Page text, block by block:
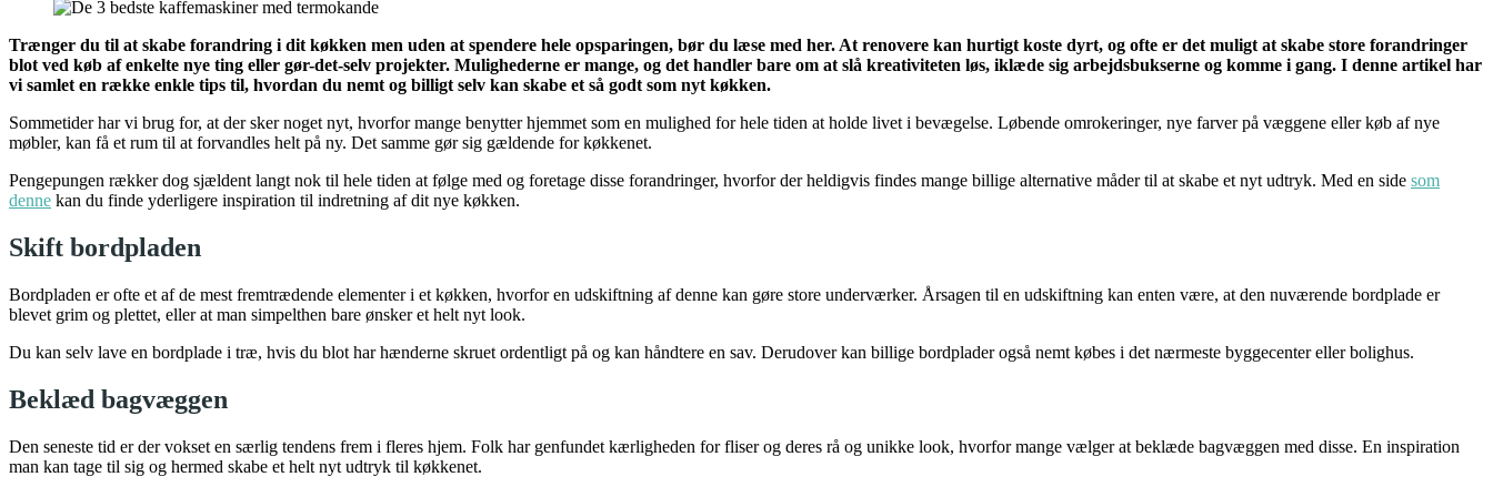
Trænger du til at skabe forandring i dit køkken men uden at spendere hele opsparingen, bør du læse med her. At renovere kan hurtigt koste dyrt, og ofte er det muligt at skabe store forandringer
blot ved køb af enkelte nye ting eller gør-det-selv projekter. Mulighederne er mange, og det handler bare om at slå kreativiteten løs, iklæde sig arbejdsbukserne og komme i gang. I denne artikel har
vi samlet en række enkle tips til, hvordan du nemt og billigt selv kan skabe et så godt som nyt køkken.
Sommetider har vi brug for, at der sker noget nyt, hvorfor mange benytter hjemmet som en mulighed for hele tiden at holde livet i bevægelse. Løbende omrokeringer, nye farver på væggene eller køb af nye
møbler, kan få et rum til at forvandles helt på ny. Det samme gør sig gældende for køkkenet.
Pengepungen rækker dog sjældent langt nok til hele tiden at følge med og foretage disse forandringer, hvorfor der heldigvis findes mange billige alternative måder til at skabe et nyt udtryk. Med en side som
denne kan du finde yderligere inspiration til indretning af dit nye køkken.
Skift bordpladen
Bordpladen er ofte et af de mest fremtrædende elementer i et køkken, hvorfor en udskiftning af denne kan gøre store underværker. Årsagen til en udskiftning kan enten være, at den nuværende bordplade er
blevet grim og plettet, eller at man simpelthen bare ønsker et helt nyt look.
Du kan selv lave en bordplade i træ, hvis du blot har hænderne skruet ordentligt på og kan håndtere en sav. Derudover kan billige bordplader også nemt købes i det nærmeste byggecenter eller bolighus.
Beklæd bagvæggen
Den seneste tid er der vokset en særlig tendens frem i fleres hjem. Folk har genfundet kærligheden for fliser og deres rå og unikke look, hvorfor mange vælger at beklæde bagvæggen med disse. En inspiration
man kan tage til sig og hermed skabe et helt nyt udtryk til køkkenet.